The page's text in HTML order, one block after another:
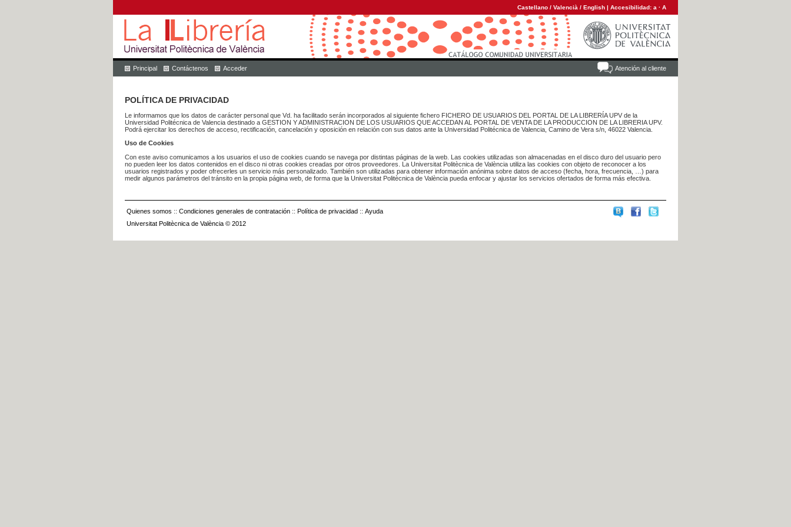
Castellano / Valencià / English | Accesibilidad: a · A
Atención al cliente
Principal Contáctenos Acceder
POLÍTICA DE PRIVACIDAD
Le informamos que los datos de carácter personal que Vd. ha facilitado serán incorporados al siguiente fichero FICHERO DE USUARIOS DEL PORTAL DE LA LIBRERÍA UPV de la
Universidad Politécnica de Valencia destinado a GESTION Y ADMINISTRACION DE LOS USUARIOS QUE ACCEDAN AL PORTAL DE VENTA DE LA PRODUCCION DE LA LIBRERIA UPV.
Podrá ejercitar los derechos de acceso, rectificación, cancelación y oposición en relación con sus datos ante la Universidad Politécnica de Valencia, Camino de Vera s/n, 46022 Valencia.
Uso de Cookies
Con este aviso comunicamos a los usuarios el uso de cookies cuando se navega por distintas páginas de la web. Las cookies utilizadas son almacenadas en el disco duro del usuario pero
no pueden leer los datos contenidos en el disco ni otras cookies creadas por otros proveedores. La Universitat Politècnica de València utiliza las cookies con objeto de reconocer a los
usuarios registrados y poder ofrecerles un servicio más personalizado. También son utilizadas para obtener información anónima sobre datos de acceso (fecha, hora, frecuencia, …) para
medir algunos parámetros del tránsito en la propia página web, de forma que la Universitat Politècnica de València pueda enfocar y ajustar los servicios ofertados de forma más efectiva.
Quienes somos :: Condiciones generales de contratación :: Política de privacidad :: Ayuda
Universitat Politècnica de València © 2012